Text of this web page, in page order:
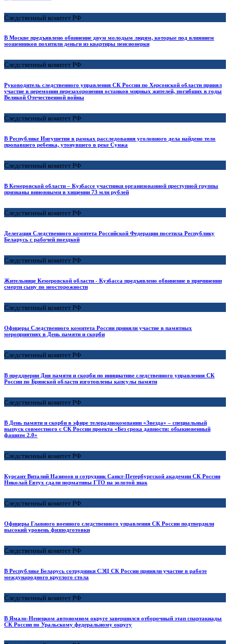
Следственный комитет РФ
В Москве предъявлено обвинение двум молодым людям, которые под влиянием
мошенников похитили деньги из квартиры пенсионерки
Следственный комитет РФ
Руководитель следственного управления СК России по Херсонской области принял
участие в церемонии перезахоронения останков мирных жителей, погибших в годы
Великой Отечественной войны
Следственный комитет РФ
В Республике Ингушетия в рамках расследования уголовного дела найдено тело
пропавшего ребенка, утонувшего в реке Сунжа
Следственный комитет РФ
В Кемеровской области – Кузбассе участники организованной преступной группы
признаны виновными в хищении 73 млн рублей
Следственный комитет РФ
Делегация Следственного комитета Российской Федерации посетила Республику
Беларусь с рабочей поездкой
Следственный комитет РФ
Жительнице Кемеровской области - Кузбасса предъявлено обвинение в причинении
смерти сыну по неосторожности
Следственный комитет РФ
Офицеры Следственного комитета России приняли участие в памятных
мероприятиях в День памяти и скорби
Следственный комитет РФ
В преддверии Дня памяти и скорби по инициативе следственного управления СК
России по Брянской области изготовлены капсулы памяти
Следственный комитет РФ
В День памяти и скорби в эфире телерадиокомпании «Звезда» – специальный
выпуск совместного с СК России проекта «Без срока давности: обыкновенный
фашизм 2.0»
Следственный комитет РФ
Курсант Виталий Назимов и сотрудник Санкт-Петербургской академии СК России
Николай Евтух сдали нормативы ГТО на золотой знак
Следственный комитет РФ
Офицеры Главного военного следственного управления СК России подтвердили
высокий уровень физподготовки
Следственный комитет РФ
В Республике Беларусь сотрудники СЭЦ СК России приняли участие в работе
международного круглого стола
Следственный комитет РФ
В Ямало-Ненецком автономном округе завершился отборочный этап спартакиады
СК России по Уральскому федеральному округу